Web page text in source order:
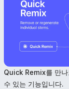
Quick Remix를 만나
수 있는 기능입니다.